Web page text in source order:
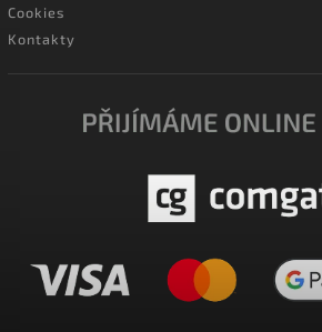
Cookies
Kontakty